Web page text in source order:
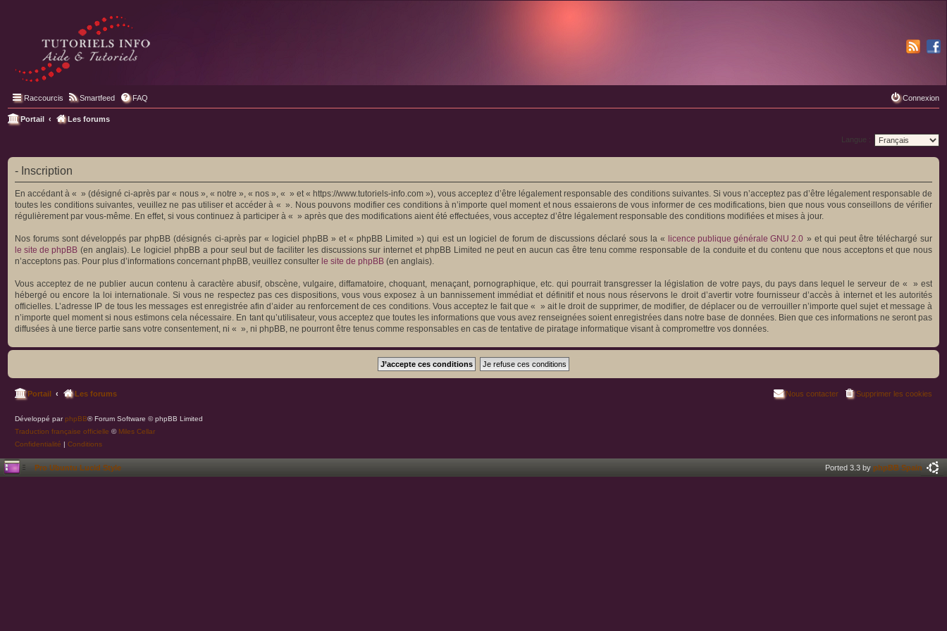
Raccourcis Smartfeed FAQ Connexion
Portail Les forums
Langue :
- Inscription
En accédant à « » (désigné ci-après par « nous », « notre », « nos », « » et « https://www.tutoriels-info.com »), vous acceptez d’être légalement responsable des conditions suivantes. Si vous n’acceptez pas d’être légalement responsable de
toutes les conditions suivantes, veuillez ne pas utiliser et accéder à « ». Nous pouvons modifier ces conditions à n’importe quel moment et nous essaierons de vous informer de ces modifications, bien que nous vous conseillons de vérifier
régulièrement par vous-même. En effet, si vous continuez à participer à « » après que des modifications aient été effectuées, vous acceptez d’être légalement responsable des conditions modifiées et mises à jour.
Nos forums sont développés par phpBB (désignés ci-après par « logiciel phpBB » et « phpBB Limited ») qui est un logiciel de forum de discussions déclaré sous la « licence publique générale GNU 2.0 » et qui peut être téléchargé sur
le site de phpBB (en anglais). Le logiciel phpBB a pour seul but de faciliter les discussions sur internet et phpBB Limited ne peut en aucun cas être tenu comme responsable de la conduite et du contenu que nous acceptons et que nous
n’acceptons pas. Pour plus d’informations concernant phpBB, veuillez consulter le site de phpBB (en anglais).
Vous acceptez de ne publier aucun contenu à caractère abusif, obscène, vulgaire, diffamatoire, choquant, menaçant, pornographique, etc. qui pourrait transgresser la législation de votre pays, du pays dans lequel le serveur de « » est
hébergé ou encore la loi internationale. Si vous ne respectez pas ces dispositions, vous vous exposez à un bannissement immédiat et définitif et nous nous réservons le droit d’avertir votre fournisseur d’accès à internet et les autorités
officielles. L’adresse IP de tous les messages est enregistrée afin d’aider au renforcement de ces conditions. Vous acceptez le fait que « » ait le droit de supprimer, de modifier, de déplacer ou de verrouiller n’importe quel sujet et message à
n’importe quel moment si nous estimons cela nécessaire. En tant qu’utilisateur, vous acceptez que toutes les informations que vous avez renseignées soient enregistrées dans notre base de données. Bien que ces informations ne seront pas
diffusées à une tierce partie sans votre consentement, ni « », ni phpBB, ne pourront être tenus comme responsables en cas de tentative de piratage informatique visant à compromettre vos données.
Portail Les forums Supprimer les cookies
Nous contacter
Développé par phpBB® Forum Software © phpBB Limited
Traduction française officielle © Miles Cellar
Confidentialité | Conditions
Pro Ubuntu Lucid Style Ported 3.3 by phpBB Spain